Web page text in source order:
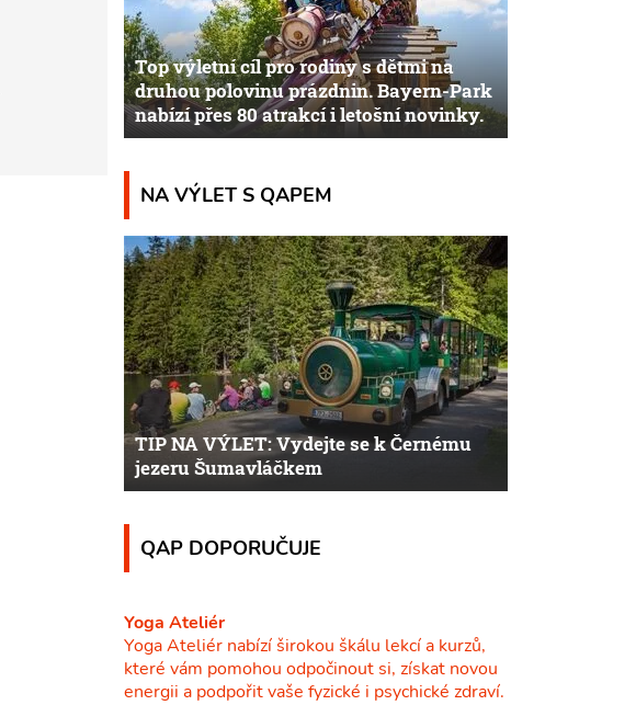
Top výletní cíl pro rodiny s dětmi na
druhou polovinu prázdnin. Bayern-Park
nabízí přes 80 atrakcí i letošní novinky.
NA VÝLET S QAPEM
TIP NA VÝLET: Vydejte se k Černému
jezeru Šumavláčkem
QAP DOPORUČUJE
Yoga Ateliér
Yoga Ateliér nabízí širokou škálu lekcí a kurzů,
které vám pomohou odpočinout si, získat novou
energii a podpořit vaše fyzické i psychické zdraví.